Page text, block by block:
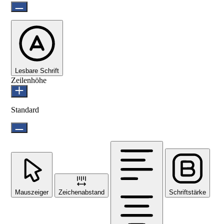
Lesbare Schrift
Zeilenhöhe
Standard
Mauszeiger Zeichenabstand Schriftstärke